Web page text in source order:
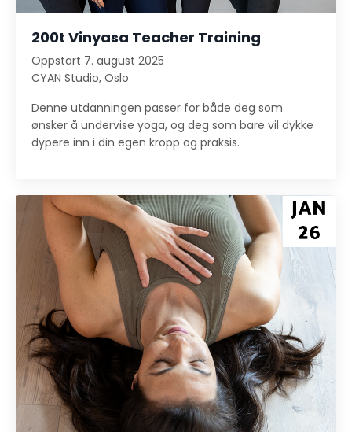
200t Vinyasa Teacher Training
Oppstart 7. august 2025
CYAN Studio, Oslo
Denne utdanningen passer for både deg som
ønsker å undervise yoga, og deg som bare vil dykke
dypere inn i din egen kropp og praksis.